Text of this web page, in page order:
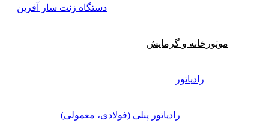
دستگاه زنت سار آفرین
موتورخانه و گرمایش
رادیاتور
رادیاتور پنلی (فولادی، معمولی)